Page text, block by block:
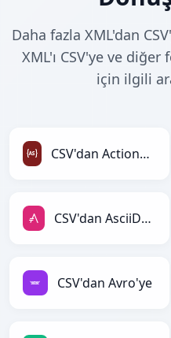
Daha fazla XML'dan
XML'ı CSV'ye ve
için ilgili
CSV'dan ActionScript'ye
CSV'dan AsciiDoc'ye
CSV'dan Avro'ye